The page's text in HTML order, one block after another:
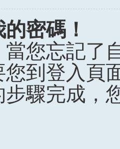
密碼！
您忘記了
您到登入頁
驟完成，